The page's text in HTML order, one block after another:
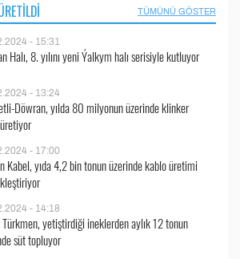
TÜMÜNÜ GÖSTER
- 15:31
Halı, 8. yılını yeni Ýalkym halı serisiyle kutluyor
- 13:24
Döwran, yılda 80 milyonun üzerinde klinker
- 17:00
Kabel, yıda 4,2 bin tonun üzerinde kablo üretimi
- 14:18
Türkmen, yetiştirdiği ineklerden aylık 12 tonun
süt topluyor